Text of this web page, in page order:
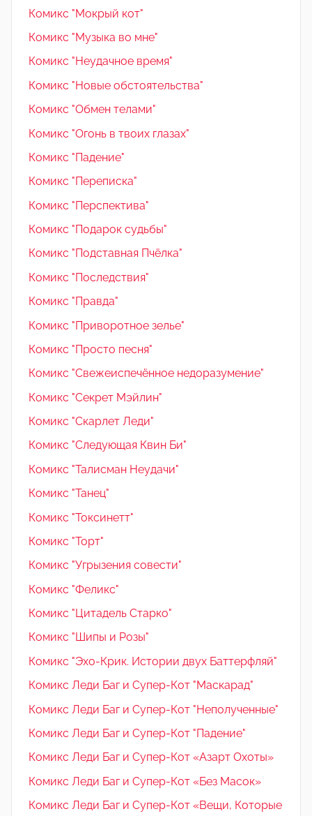
Комикс "Мокрый кот"
Комикс "Музыка во мне"
Комикс "Неудачное время"
Комикс "Новые обстоятельства"
Комикс "Обмен телами"
Комикс "Огонь в твоих глазах"
Комикс "Падение"
Комикс "Переписка"
Комикс "Перспектива"
Комикс "Подарок судьбы"
Комикс "Подставная Пчёлка"
Комикс "Последствия"
Комикс "Правда"
Комикс "Приворотное зелье"
Комикс "Просто песня"
Комикс "Свежеиспечённое недоразумение"
Комикс "Секрет Мэйлин"
Комикс "Скарлет Леди"
Комикс "Следующая Квин Би"
Комикс "Талисман Неудачи"
Комикс "Танец"
Комикс "Токсинетт"
Комикс "Торт"
Комикс "Угрызения совести"
Комикс "Феликс"
Комикс "Цитадель Старко"
Комикс "Шипы и Розы"
Комикс "Эхо-Крик. Истории двух Баттерфляй"
Комикс Леди Баг и Супер-Кот "Маскарад"
Комикс Леди Баг и Супер-Кот "Неполученные"
Комикс Леди Баг и Супер-Кот "Падение"
Комикс Леди Баг и Супер-Кот «Азарт Охоты»
Комикс Леди Баг и Супер-Кот «Без Масок»
Комикс Леди Баг и Супер-Кот «Вещи, Которые